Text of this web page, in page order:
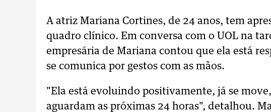
A atriz Mariana Cortines, de 24 anos, tem
quadro clínico. Em conversa com o UOL na
empresária de Mariana contou que ela está
se comunica por gestos com as mãos.
"Ela está evoluindo positivamente, já se
aguardam as próximas 24 horas", detalhou.